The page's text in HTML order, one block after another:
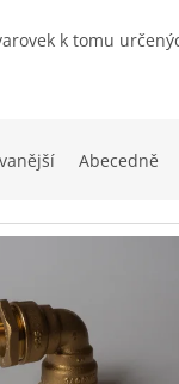
k tomu
Abecedně